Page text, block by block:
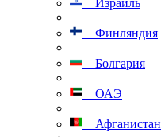
Израиль
Финляндия
Болгария
ОАЭ
Афганистан